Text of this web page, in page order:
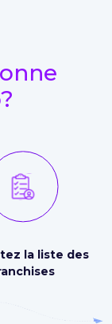
la liste des